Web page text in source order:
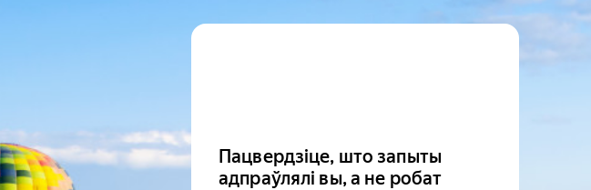
Пацвердзіце, што запыты
адпраўлялі вы, а не робат